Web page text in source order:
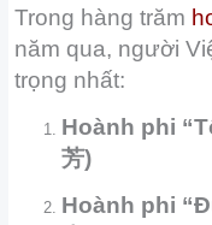
Trong hàng trăm
năm qua, người
trọng nhất:
Hoành phi
芳)
Hoành phi